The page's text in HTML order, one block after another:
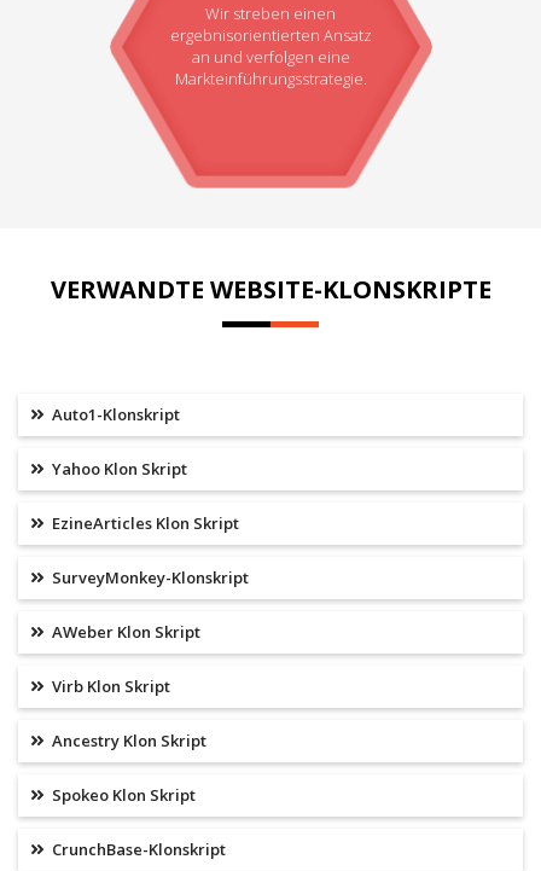
Wir streben einen
ergebnisorientierten Ansatz
an und verfolgen eine
Markteinführungsstrategie.
VERWANDTE WEBSITE-KLONSKRIPTE
Auto1-Klonskript
Yahoo Klon Skript
EzineArticles Klon Skript
SurveyMonkey-Klonskript
AWeber Klon Skript
Virb Klon Skript
Ancestry Klon Skript
Spokeo Klon Skript
CrunchBase-Klonskript